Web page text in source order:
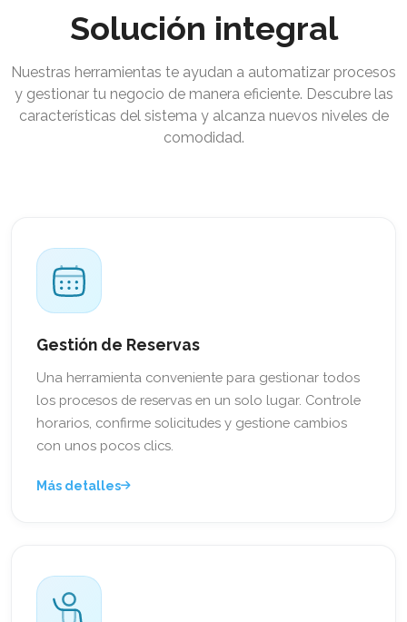
Solución integral
Nuestras herramientas te ayudan a automatizar procesos
y gestionar tu negocio de manera eficiente. Descubre las
características del sistema y alcanza nuevos niveles de
comodidad.
Gestión de Reservas
Una herramienta conveniente para gestionar todos
los procesos de reservas en un solo lugar. Controle
horarios, confirme solicitudes y gestione cambios
con unos pocos clics.
Más detalles